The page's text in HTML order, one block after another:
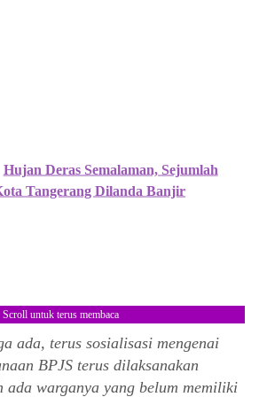
Hujan Deras Semalaman, Sejumlah
Tangerang Dilanda Banjir
Scroll untuk terus membaca
ada, terus sosialisasi mengenai
BPJS terus dilaksanakan
ada warganya yang belum memiliki